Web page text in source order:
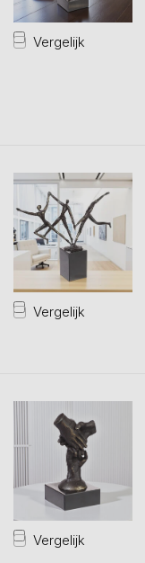
Vergelijk
Vergelijk
Vergelijk